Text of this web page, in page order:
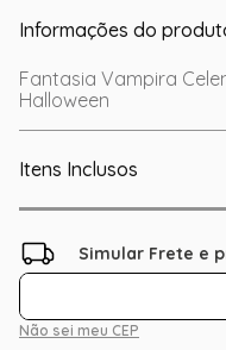
Informações do
Fantasia Vampira
Halloween
Itens Inclusos
Não sei meu CEP